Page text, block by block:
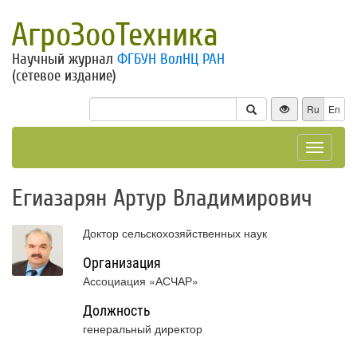
АгроЗооТехника
Научный журнал ФГБУН ВолНЦ РАН
(сетевое издание)
Ru En
Toggle
Егиазарян Артур Владимирович
Доктор сельскохозяйственных наук
Организация
Ассоциация «АСЧАР»
Должность
генеральный директор